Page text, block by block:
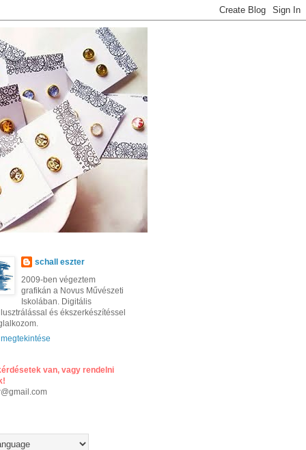
schall eszter
2009-ben végeztem
grafikán a Novus Művészeti
Iskolában. Digitális
és ékszerkészítéssel
van, vagy rendelni